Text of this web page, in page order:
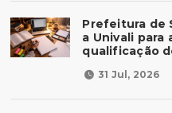
Prefeitura de
a Univali para
qualificação
31 Jul, 2026